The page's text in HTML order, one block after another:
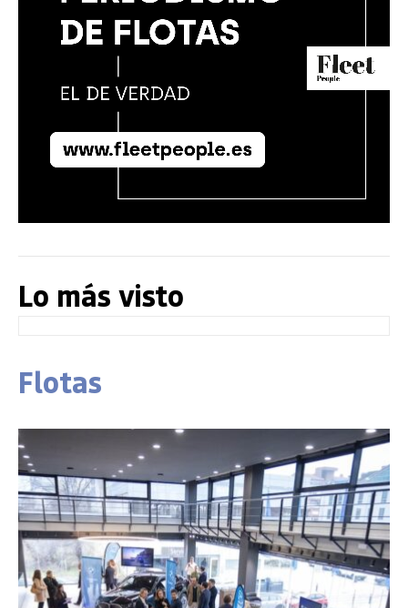
Lo más visto
Flotas